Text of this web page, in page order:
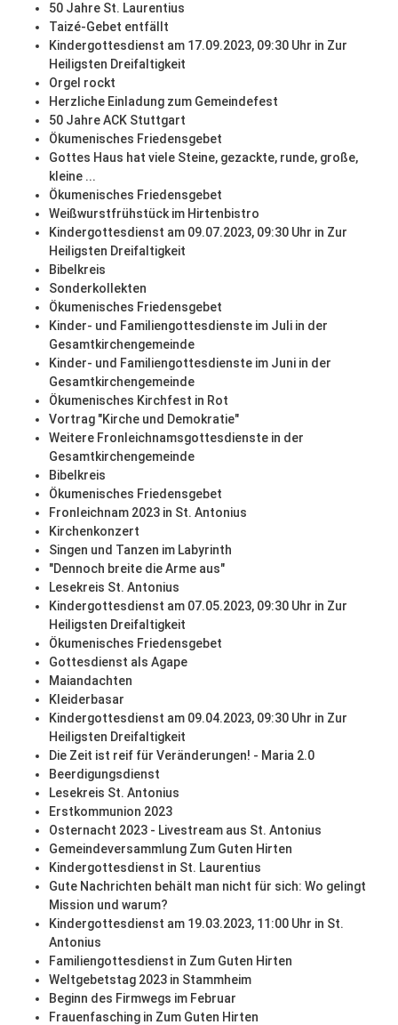
50 Jahre St. Laurentius
Taizé-Gebet entfällt
Kindergottesdienst am 17.09.2023, 09:30 Uhr in Zur
Heiligsten Dreifaltigkeit
Orgel rockt
Herzliche Einladung zum Gemeindefest
50 Jahre ACK Stuttgart
Ökumenisches Friedensgebet
Gottes Haus hat viele Steine, gezackte, runde, große,
kleine ...
Ökumenisches Friedensgebet
Weißwurstfrühstück im Hirtenbistro
Kindergottesdienst am 09.07.2023, 09:30 Uhr in Zur
Heiligsten Dreifaltigkeit
Bibelkreis
Sonderkollekten
Ökumenisches Friedensgebet
Kinder- und Familiengottesdienste im Juli in der
Gesamtkirchengemeinde
Kinder- und Familiengottesdienste im Juni in der
Gesamtkirchengemeinde
Ökumenisches Kirchfest in Rot
Vortrag "Kirche und Demokratie"
Weitere Fronleichnamsgottesdienste in der
Gesamtkirchengemeinde
Bibelkreis
Ökumenisches Friedensgebet
Fronleichnam 2023 in St. Antonius
Kirchenkonzert
Singen und Tanzen im Labyrinth
"Dennoch breite die Arme aus"
Lesekreis St. Antonius
Kindergottesdienst am 07.05.2023, 09:30 Uhr in Zur
Heiligsten Dreifaltigkeit
Ökumenisches Friedensgebet
Gottesdienst als Agape
Maiandachten
Kleiderbasar
Kindergottesdienst am 09.04.2023, 09:30 Uhr in Zur
Heiligsten Dreifaltigkeit
Die Zeit ist reif für Veränderungen! - Maria 2.0
Beerdigungsdienst
Lesekreis St. Antonius
Erstkommunion 2023
Osternacht 2023 - Livestream aus St. Antonius
Gemeindeversammlung Zum Guten Hirten
Kindergottesdienst in St. Laurentius
Gute Nachrichten behält man nicht für sich: Wo gelingt
Mission und warum?
Kindergottesdienst am 19.03.2023, 11:00 Uhr in St.
Antonius
Familiengottesdienst in Zum Guten Hirten
Weltgebetstag 2023 in Stammheim
Beginn des Firmwegs im Februar
Frauenfasching in Zum Guten Hirten